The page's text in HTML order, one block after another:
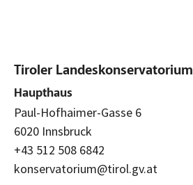
Tiroler Landeskonservatorium
Haupthaus
Paul-Hofhaimer-Gasse 6
6020 Innsbruck
+43 512 508 6842
konservatorium@tirol.gv.at